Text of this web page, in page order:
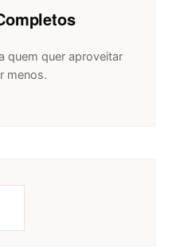
quem quer aproveitar
menos.